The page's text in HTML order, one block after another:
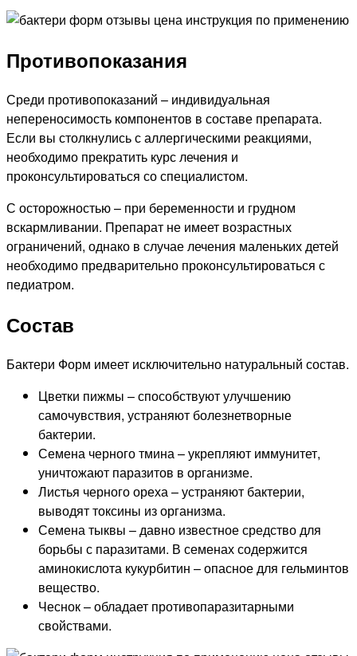
Противопоказания
Среди противопоказаний – индивидуальная
непереносимость компонентов в составе препарата.
Если вы столкнулись с аллергическими реакциями,
необходимо прекратить курс лечения и
проконсультироваться со специалистом.
С осторожностью – при беременности и грудном
вскармливании. Препарат не имеет возрастных
ограничений, однако в случае лечения маленьких детей
необходимо предварительно проконсультироваться с
педиатром.
Состав
Бактери Форм имеет исключительно натуральный состав.
Цветки пижмы – способствуют улучшению
самочувствия, устраняют болезнетворные
бактерии.
Семена черного тмина – укрепляют иммунитет,
уничтожают паразитов в организме.
Листья черного ореха – устраняют бактерии,
выводят токсины из организма.
Семена тыквы – давно известное средство для
борьбы с паразитами. В семенах содержится
аминокислота кукурбитин – опасное для гельминтов
вещество.
Чеснок – обладает противопаразитарными
свойствами.